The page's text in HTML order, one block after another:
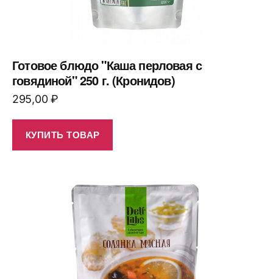
Готовое блюдо "Каша перловая с
говядиной" 250 г. (Кронидов)
295,00₽
КУПИТЬ ТОВАР